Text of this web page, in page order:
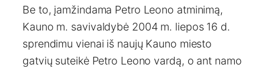
Be to, įamžindama Petro Leono atminimą,
Kauno m. savivaldybė 2004 m. liepos 16 d.
sprendimu vienai iš naujų Kauno miesto
gatvių suteikė Petro Leono vardą, o ant namo